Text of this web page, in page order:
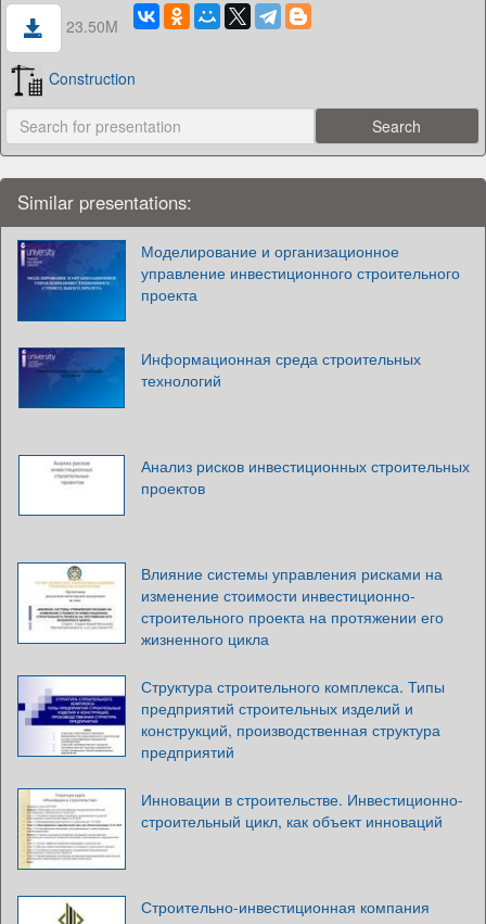
23.50M
Construction
Similar presentations:
Моделирование и организационное
управление инвестиционного строительного
проекта
Информационная среда строительных
технологий
Анализ рисков инвестиционных строительных
проектов
Влияние системы управления рисками на
изменение стоимости инвестиционно-
строительного проекта на протяжении его
жизненного цикла
Структура строительного комплекса. Типы
предприятий строительных изделий и
конструкций, производственная структура
предприятий
Инновации в строительстве. Инвестиционно-
строительный цикл, как объект инноваций
Строительно-инвестиционная компания